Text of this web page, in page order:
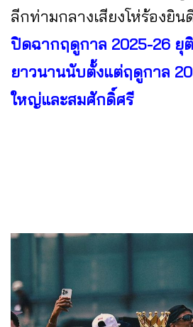
ลีกท่ามกลางเสียงโห่ร้องยิน
ปิดฉากฤดูกาล 2025-26 ยุ
ยาวนานนับตั้งแต่ฤดูกาล
ใหญ่และสมศักดิ์ศรี